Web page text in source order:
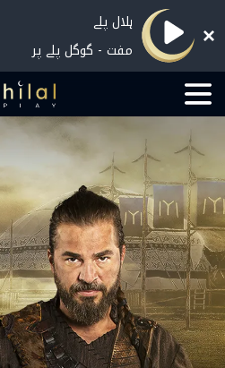
ہلال پلے
مفت - گوگل پلے پر